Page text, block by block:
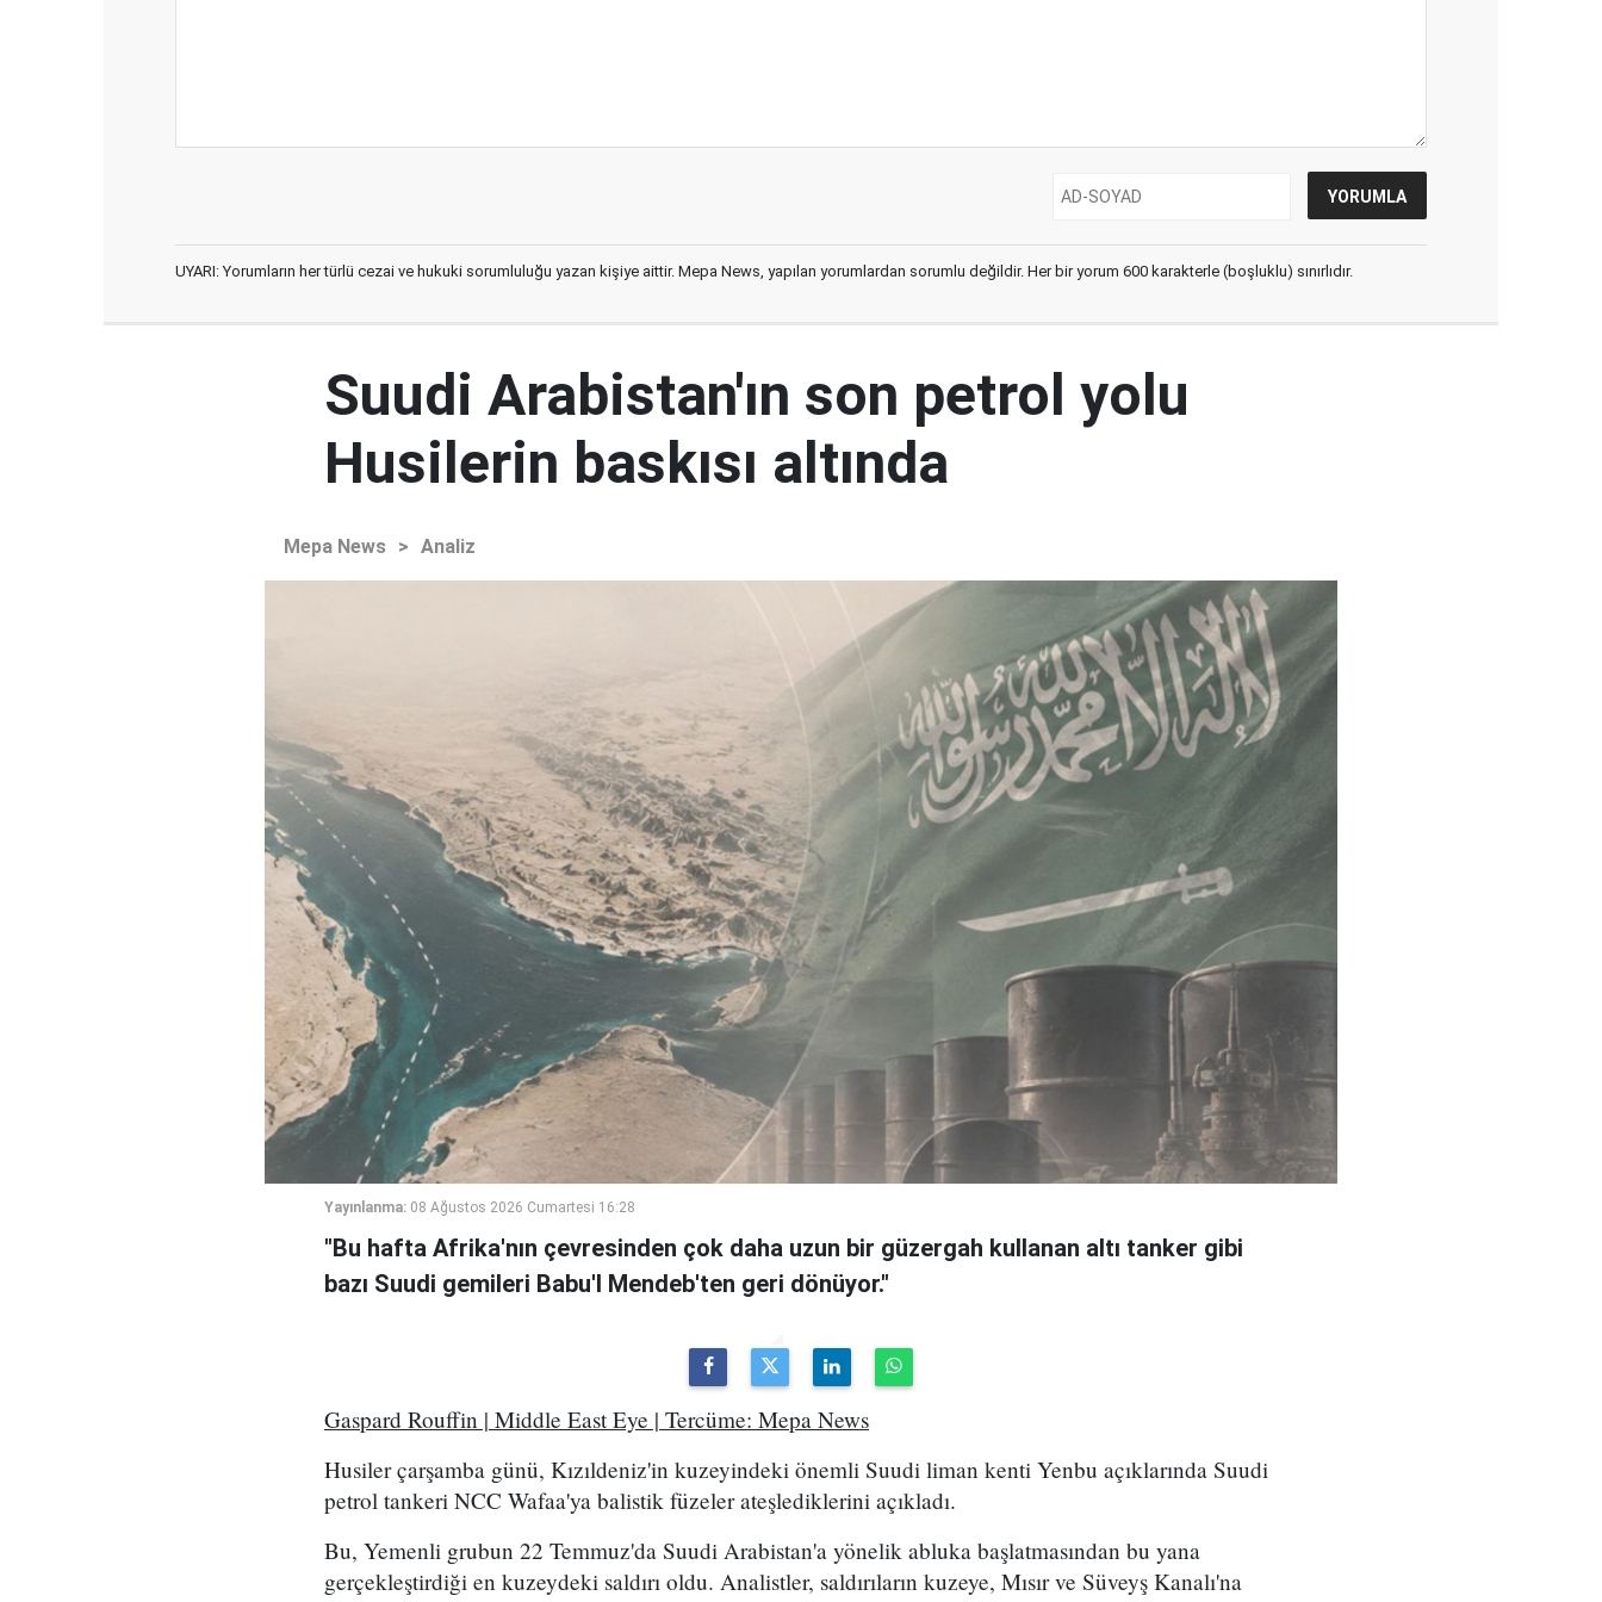
UYARI: Yorumların her türlü cezai ve hukuki sorumluluğu yazan kişiye aittir. Mepa News, yapılan yorumlardan sorumlu değildir. Her bir yorum 600 karakterle (boşluklu) sınırlıdır.
Suudi Arabistan'ın son petrol yolu
Husilerin baskısı altında
Mepa News > Analiz
Yayınlanma: 08 Ağustos 2026 Cumartesi 16:28
"Bu hafta Afrika'nın çevresinden çok daha uzun bir güzergah kullanan altı tanker gibi
bazı Suudi gemileri Babu'l Mendeb'ten geri dönüyor."
Gaspard Rouffin | Middle East Eye | Tercüme: Mepa News
Husiler çarşamba günü, Kızıldeniz'in kuzeyindeki önemli Suudi liman kenti Yenbu açıklarında Suudi
petrol tankeri NCC Wafaa'ya balistik füzeler ateşlediklerini açıkladı.
Bu, Yemenli grubun 22 Temmuz'da Suudi Arabistan'a yönelik abluka başlatmasından bu yana
gerçekleştirdiği en kuzeydeki saldırı oldu. Analistler, saldırıların kuzeye, Mısır ve Süveyş Kanalı'na